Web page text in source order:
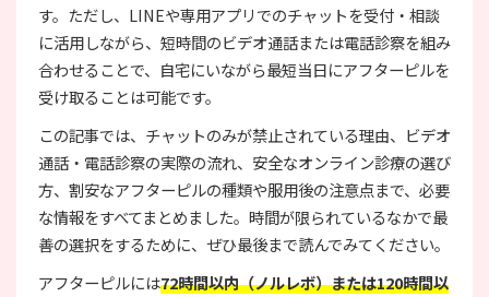
す。ただし、LINEや専用アプリでのチャットを受付・相談
に活用しながら、短時間のビデオ通話または電話診察を組み
合わせることで、自宅にいながら最短当日にアフターピルを
受け取ることは可能です。
この記事では、チャットのみが禁止されている理由、ビデオ
通話・電話診察の実際の流れ、安全なオンライン診療の選び
方、割安なアフターピルの種類や服用後の注意点まで、必要
な情報をすべてまとめました。時間が限られているなかで最
善の選択をするために、ぜひ最後まで読んでみてください。
アフターピルには72時間以内（ノルレボ）または120時間以